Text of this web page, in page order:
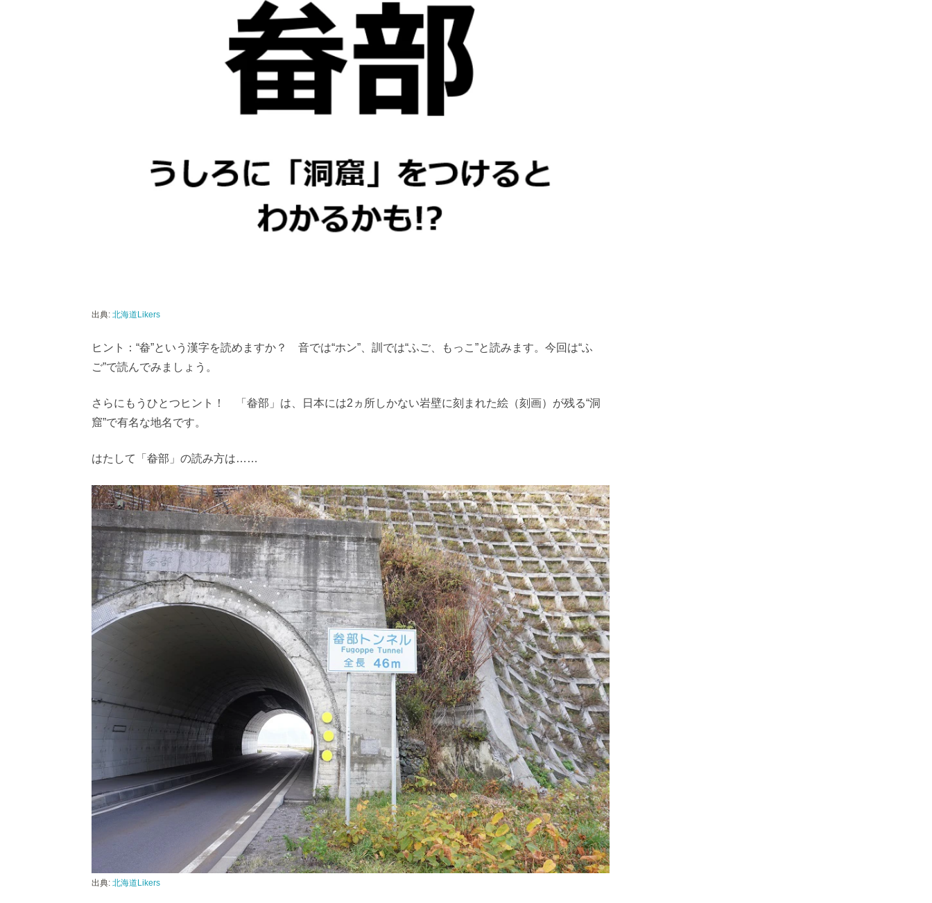
出典: 北海道Likers
ヒント：“畚”という漢字を読めますか？ 音では“ホン”、訓では“ふご、もっこ”と読みます。今回は“ふ
ご”で読んでみましょう。
さらにもうひとつヒント！ 「畚部」は、日本には2ヵ所しかない岩壁に刻まれた絵（刻画）が残る“洞
窟”で有名な地名です。
はたして「畚部」の読み方は……
出典: 北海道Likers